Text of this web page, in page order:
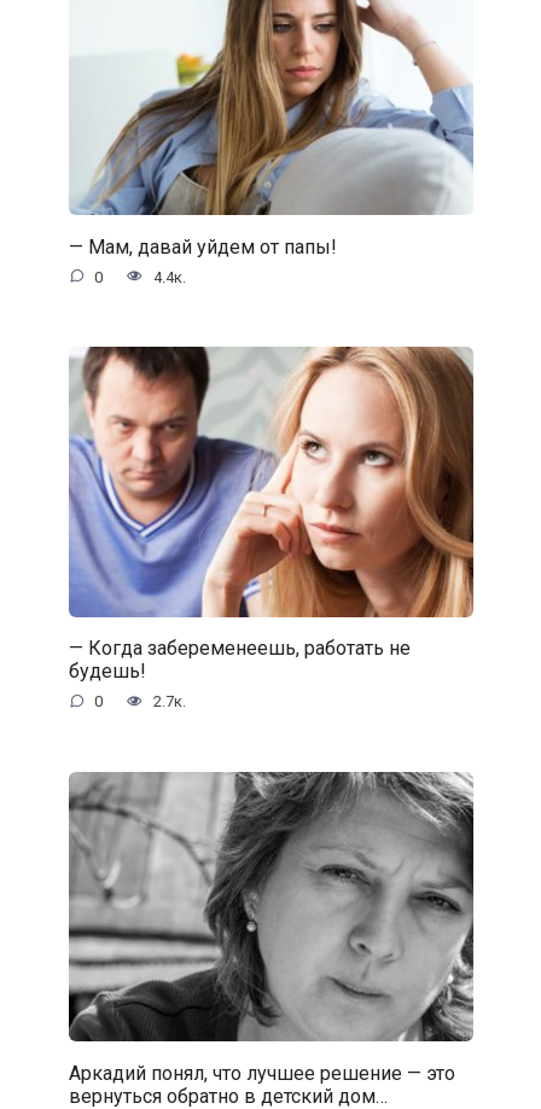
— Мам, давай уйдем от папы!
0 4.4к.
— Когда забеременеешь, работать не
будешь!
0 2.7к.
Аркадий понял, что лучшее решение — это
вернуться обратно в детский дом…